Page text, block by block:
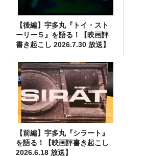
【後編】宇多丸『トイ・スト
ーリー５』を語る！【映画評
書き起こし 2026.7.30 放送】
【前編】宇多丸『シラート』
を語る！【映画評書き起こし
2026.6.18 放送】